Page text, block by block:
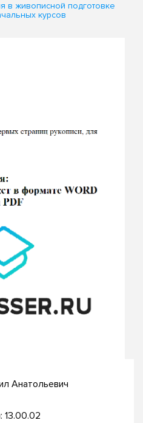
в живописной подготовке
курсов
Анатольевич
13.00.02